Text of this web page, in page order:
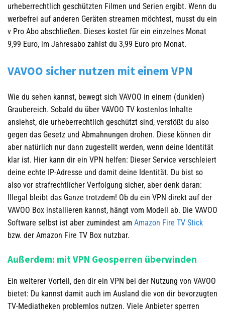
urheberrechtlich geschützten Filmen und Serien ergibt. Wenn du
werbefrei auf anderen Geräten streamen möchtest, musst du ein
v Pro Abo abschließen. Dieses kostet für ein einzelnes Monat
9,99 Euro, im Jahresabo zahlst du 3,99 Euro pro Monat.
VAVOO sicher nutzen mit einem VPN
Wie du sehen kannst, bewegt sich VAVOO in einem (dunklen)
Graubereich. Sobald du über VAVOO TV kostenlos Inhalte
ansiehst, die urheberrechtlich geschützt sind, verstößt du also
gegen das Gesetz und Abmahnungen drohen. Diese können dir
aber natürlich nur dann zugestellt werden, wenn deine Identität
klar ist. Hier kann dir ein VPN helfen: Dieser Service verschleiert
deine echte IP-Adresse und damit deine Identität. Du bist so
also vor strafrechtlicher Verfolgung sicher, aber denk daran:
Illegal bleibt das Ganze trotzdem! Ob du ein VPN direkt auf der
VAVOO Box installieren kannst, hängt vom Modell ab. Die VAVOO
Software selbst ist aber zumindest am Amazon Fire TV Stick
bzw. der Amazon Fire TV Box nutzbar.
Außerdem: mit VPN Geosperren überwinden
Ein weiterer Vorteil, den dir ein VPN bei der Nutzung von VAVOO
bietet: Du kannst damit auch im Ausland die von dir bevorzugten
TV-Mediatheken problemlos nutzen. Viele Anbieter sperren